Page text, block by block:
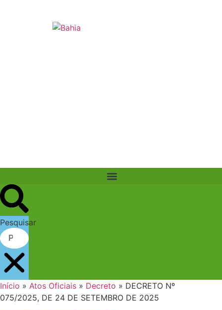
Pesquisar
Início » Atos Oficiais » Decreto » DECRETO Nº
075/2025, DE 24 DE SETEMBRO DE 2025